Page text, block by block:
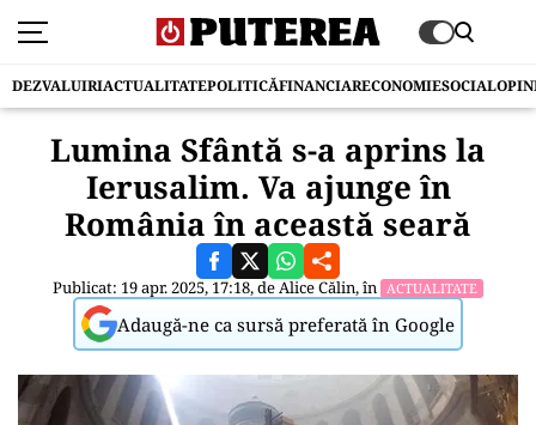
DEZVALUIRIACTUALITATEPOLITICĂFINANCIARECONOMIESOCIAL
Lumina Sfântă s-a aprins la
Ierusalim. Va ajunge în
România în această seară
Publicat: 19 apr. 2025, 17:18, deAlice Călin, în ACTUALITATE
Adaugă-ne ca sursă preferată în Google